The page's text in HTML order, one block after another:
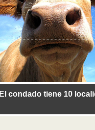
El condado tiene 10